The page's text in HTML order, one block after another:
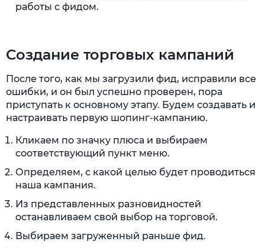
работы с фидом.
Создание торговых кампаний
После того, как мы загрузили фид, исправили все
ошибки, и он был успешно проверен, пора
приступать к основному этапу. Будем создавать и
настраивать первую шопинг-кампанию.
Кликаем по значку плюса и выбираем
соответствующий пункт меню.
Определяем, с какой целью будет проводиться
наша кампания.
Из представленных разновидностей
останавливаем свой выбор на торговой.
Выбираем загруженный раньше фид.